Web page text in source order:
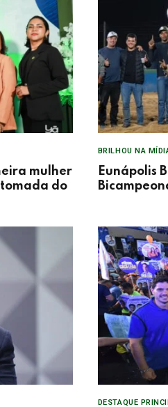
mulher
do
BRILHOU NA
Eunápolis
DESTAQUE